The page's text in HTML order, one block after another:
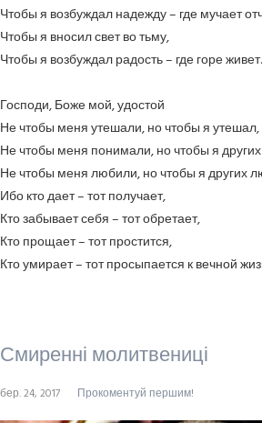
Чтобы я возбуждал надежду – где мучает
Чтобы я вносил свет во тьму,
Чтобы я возбуждал радость – где горе живет.
Господи, Боже мой, удостой
Не чтобы меня утешали, но чтобы я утешал,
Не чтобы меня понимали, но чтобы я
Не чтобы меня любили, но чтобы я других
Ибо кто дает – тот получает,
Кто забывает себя – тот обретает,
Кто прощает – тот простится,
Кто умирает – тот просыпается к вечной
Смиренні молитвениці
бер. 24, 2017 Прокоментуй першим!